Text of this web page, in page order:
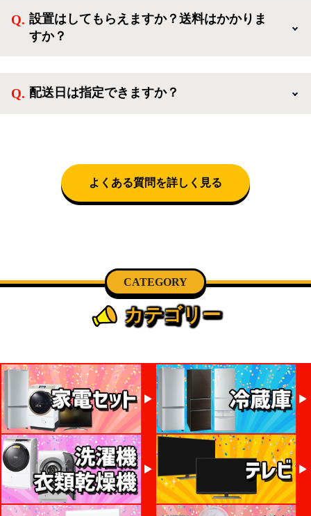
活を応援するような家電セットから、季節・空調家
電、調理家電、生活家電まで、幅広く中古家電を取り
設置はしてもらえますか？送料はかかりま
すか？
神奈川・千葉)において自社配送を選択いただくこと
配送日は指定できますか？
話にて日時決定に関するご連絡をさせて頂きます。
よくある質問を詳しく見る
CATEGORY
カテゴリー